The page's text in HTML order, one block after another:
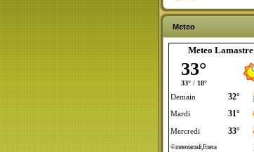
Meteo
Meteo Lamastre